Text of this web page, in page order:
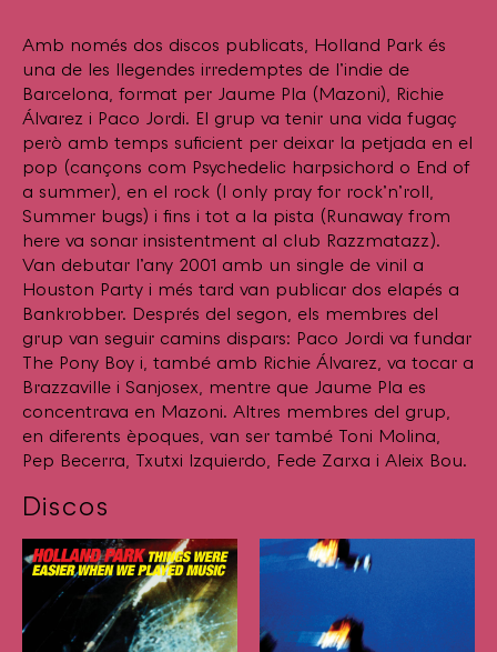
Amb només dos discos publicats, Holland Park és
una de les llegendes irredemptes de l’indie de
Barcelona, format per Jaume Pla (Mazoni), Richie
Álvarez i Paco Jordi. El grup va tenir una vida fugaç
però amb temps suficient per deixar la petjada en el
pop (cançons com Psychedelic harpsichord o End of
a summer), en el rock (I only pray for rock’n’roll,
Summer bugs) i fins i tot a la pista (Runaway from
here va sonar insistentment al club Razzmatazz).
Van debutar l’any 2001 amb un single de vinil a
Houston Party i més tard van publicar dos elapés a
Bankrobber. Després del segon, els membres del
grup van seguir camins dispars: Paco Jordi va fundar
The Pony Boy i, també amb Richie Álvarez, va tocar a
Brazzaville i Sanjosex, mentre que Jaume Pla es
concentrava en Mazoni. Altres membres del grup,
en diferents èpoques, van ser també Toni Molina,
Pep Becerra, Txutxi Izquierdo, Fede Zarxa i Aleix Bou.
Discos